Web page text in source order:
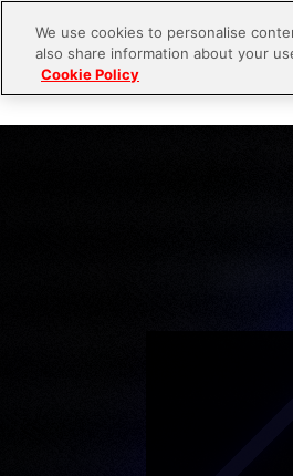
We use cookies to personalise
also share information about your
Cookie Policy